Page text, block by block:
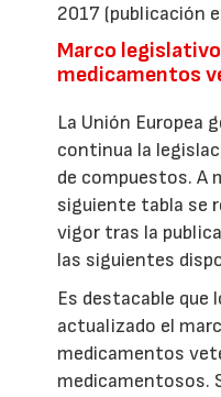
2017 (publicación
Marco
medicamentos
La Unión Europea
continua la
de compuestos. A
siguiente tabla se
vigor tras la
las siguientes
Es destacable
actualizado el
medicamentos
medicamentosos.